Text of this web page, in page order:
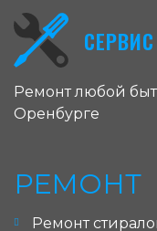
Ремонт любой
Оренбурге
РЕМОНТ
Ремонт